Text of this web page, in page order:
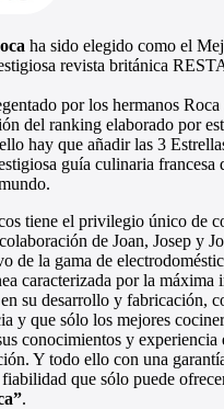
ha sido elegido como el
revista británica
por los hermanos Roca
del ranking elaborado por
hay que añadir las 3
guía culinaria francesa
tiene el privilegio único de
de Joan, Josep y
de la gama de
caracterizada por la máxima
su desarrollo y fabricación,
y que sólo los mejores
conocimientos y experiencia
Y todo ello con una
que sólo puede
.